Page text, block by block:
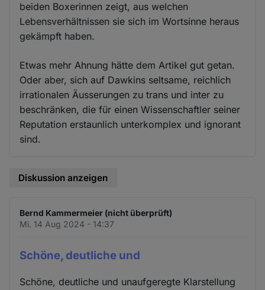
beiden Boxerinnen zeigt, aus welchen
Lebensverhältnissen sie sich im Wortsinne heraus
gekämpft haben.
Etwas mehr Ahnung hätte dem Artikel gut getan.
Oder aber, sich auf Dawkins seltsame, reichlich
irrationalen Äusserungen zu trans und inter zu
beschränken, die für einen Wissenschaftler seiner
Reputation erstaunlich unterkomplex und ignorant
sind.
Diskussion anzeigen
Bernd Kammermeier (nicht überprüft)
Mi. 14 Aug 2024 - 14:37
Schöne, deutliche und
Schöne, deutliche und unaufgeregte Klarstellung